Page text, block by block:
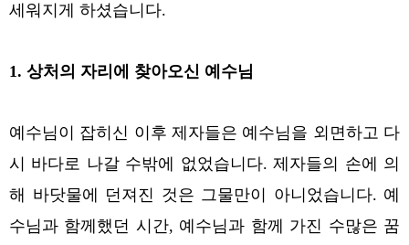
세워지게 하셨습니다.
1. 상처의 자리에 찾아오신 예수님
예수님이 잡히신 이후 제자들은 예수님을 외면하고 다
시 바다로 나갈 수밖에 없었습니다. 제자들의 손에 의
해 바닷물에 던져진 것은 그물만이 아니었습니다. 예
수님과 함께했던 시간, 예수님과 함께 가진 수많은 꿈